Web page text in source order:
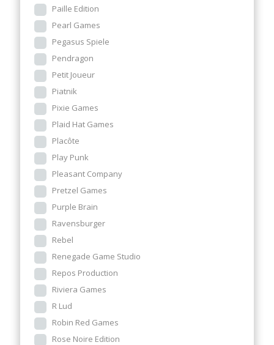
Paille Edition
Pearl Games
Pegasus Spiele
Pendragon
Petit Joueur
Piatnik
Pixie Games
Plaid Hat Games
Placôte
Play Punk
Pleasant Company
Pretzel Games
Purple Brain
Ravensburger
Rebel
Renegade Game Studio
Repos Production
Riviera Games
R Lud
Robin Red Games
Rose Noire Edition